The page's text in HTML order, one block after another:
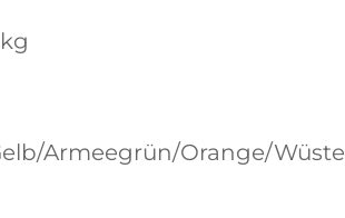
Armeegrün/Orange/Wüste